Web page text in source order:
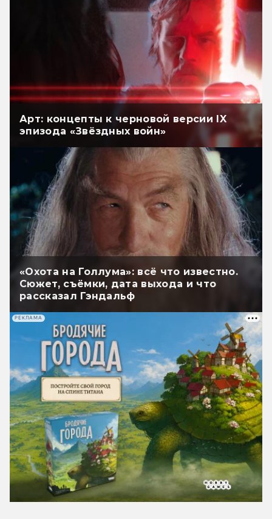
Арт: концепты к черновой версии IX
эпизода «Звёздных войн»
«Охота на Голлума»: всё что известно.
Сюжет, съёмки, дата выхода и что
рассказал Гэндальф
РЕКЛАМА